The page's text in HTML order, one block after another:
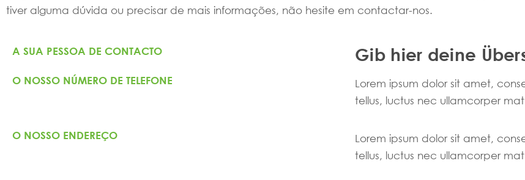
tiver alguma dúvida ou precisar de mais informações, não hesite em contactar-nos.
A SUA PESSOA DE CONTACTO Gib hier deine
O NOSSO NÚMERO DE TELEFONE
Lorem ipsum dolor sit amet,
tellus, luctus nec ullamcorper
O NOSSO ENDEREÇO
Lorem ipsum dolor sit amet,
tellus, luctus nec ullamcorper